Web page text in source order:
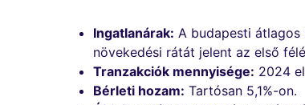
Ingatlanárak: A budapesti
növekedési rátát jelent az első
Tranzakciók mennyisége: 2024
Bérleti hozam: Tartósan 5,1%-on.